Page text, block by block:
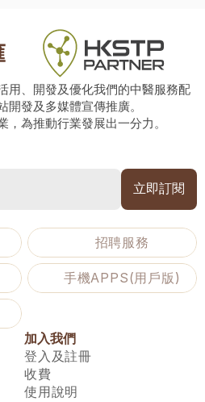
用、開發及優化我們的中醫服務配
發及多媒體宣傳推廣。
為推動行業發展出一分力。
招聘服務
手機APPS(用戶版)
加入我們
登入及註冊
收費
使用說明